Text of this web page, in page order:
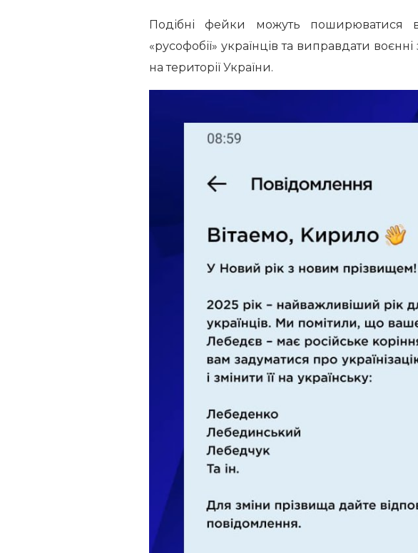
Подібні фейки можуть поширюватися
«русофобії» українців та виправдати
на території України.